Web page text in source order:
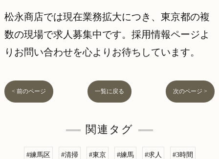
松永商店では現在業務拡大につき、東京都の複
数の現場で求人募集中です。採用情報ページよ
りお問い合わせを心よりお待ちしています。
< 前のページ 一覧に戻る 次のページ >
関連タグ
#練馬区 #清掃 #東京 #練馬 #求人 #3時間